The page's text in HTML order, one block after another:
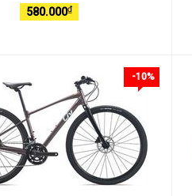
580.000₫
-10%